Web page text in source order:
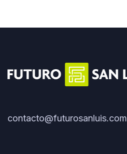
contacto@futurosanluis.com